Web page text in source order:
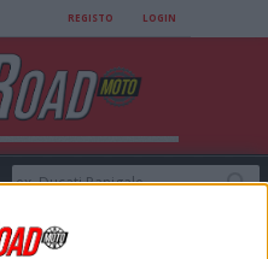
REGISTO LOGIN